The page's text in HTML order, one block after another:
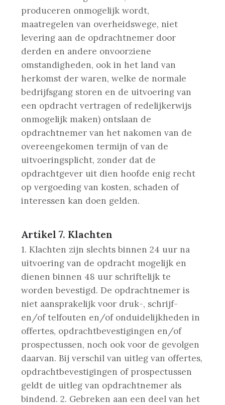
produceren onmogelijk wordt,
maatregelen van overheidswege, niet
levering aan de opdrachtnemer door
derden en andere onvoorziene
omstandigheden, ook in het land van
herkomst der waren, welke de normale
bedrijfsgang storen en de uitvoering van
een opdracht vertragen of redelijkerwijs
onmogelijk maken) ontslaan de
opdrachtnemer van het nakomen van de
overeengekomen termijn of van de
uitvoeringsplicht, zonder dat de
opdrachtgever uit dien hoofde enig recht
op vergoeding van kosten, schaden of
interessen kan doen gelden.
Artikel 7. Klachten
1. Klachten zijn slechts binnen 24 uur na
uitvoering van de opdracht mogelijk en
dienen binnen 48 uur schriftelijk te
worden bevestigd. De opdrachtnemer is
niet aansprakelijk voor druk-, schrijf-
en/of telfouten en/of onduidelijkheden in
offertes, opdrachtbevestigingen en/of
prospectussen, noch ook voor de gevolgen
daarvan. Bij verschil van uitleg van offertes,
opdrachtbevestigingen of prospectussen
geldt de uitleg van opdrachtnemer als
bindend. 2. Gebreken aan een deel van het